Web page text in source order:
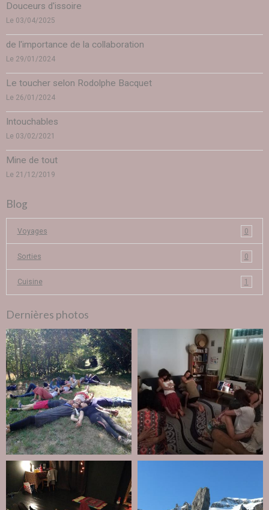
Douceurs d'issoire
Le 03/04/2025
de l'importance de la collaboration
Le 29/01/2024
Le toucher selon Rodolphe Bacquet
Le 26/01/2024
Intouchables
Le 03/02/2021
Mine de tout
Le 21/12/2019
Blog
Voyages 0
Sorties 0
Cuisine 1
Dernières photos